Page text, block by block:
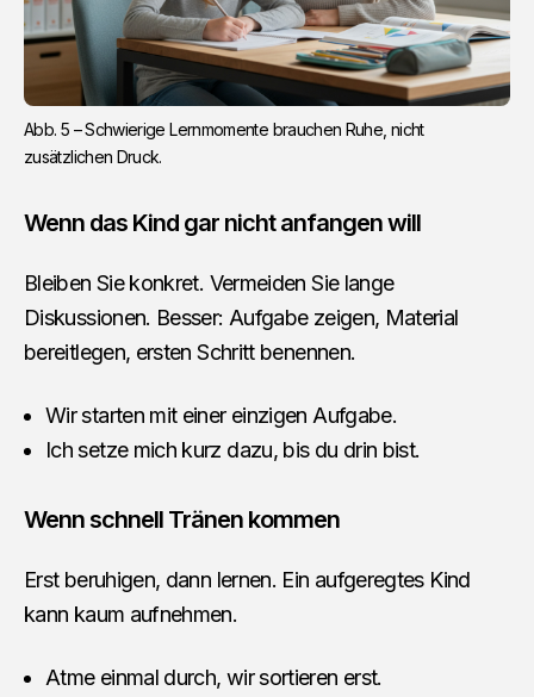
Abb. 5 – Schwierige Lernmomente brauchen Ruhe, nicht
zusätzlichen Druck.
Wenn das Kind gar nicht anfangen will
Bleiben Sie konkret. Vermeiden Sie lange
Diskussionen. Besser: Aufgabe zeigen, Material
bereitlegen, ersten Schritt benennen.
Wir starten mit einer einzigen Aufgabe.
Ich setze mich kurz dazu, bis du drin bist.
Wenn schnell Tränen kommen
Erst beruhigen, dann lernen. Ein aufgeregtes Kind
kann kaum aufnehmen.
Atme einmal durch, wir sortieren erst.